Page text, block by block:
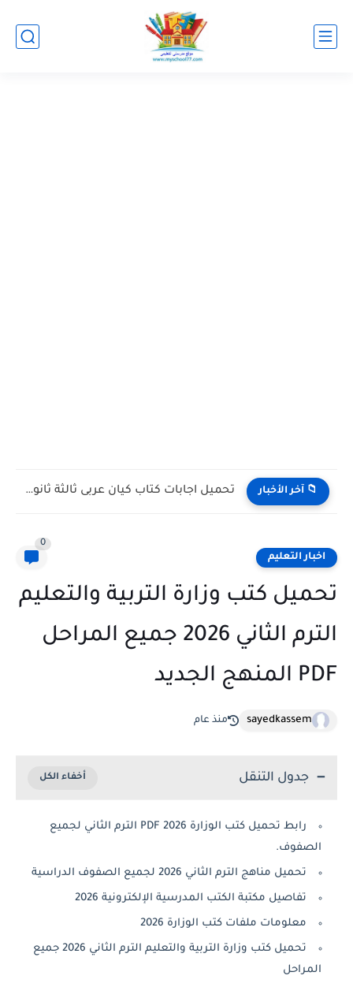
📁 آخر الأخبار تحميل كتاب كيان في اللغة العربية الجزء الثالث (البلاغة والتعبير)...
اخبار التعليم
0
تحميل كتب وزارة التربية والتعليم
الترم الثاني 2026 جميع المراحل
PDF المنهج الجديد
sayedkassem منذ عام
جدول التنقل
رابط تحميل كتب الوزارة 2026 PDF الترم الثاني لجميع
الصفوف.
تحميل مناهج الترم الثاني 2026 لجميع الصفوف الدراسية
تفاصيل مكتبة الكتب المدرسية الإلكترونية 2026
معلومات ملفات كتب الوزارة 2026
تحميل كتب وزارة التربية والتعليم الترم الثاني 2026 جميع
المراحل